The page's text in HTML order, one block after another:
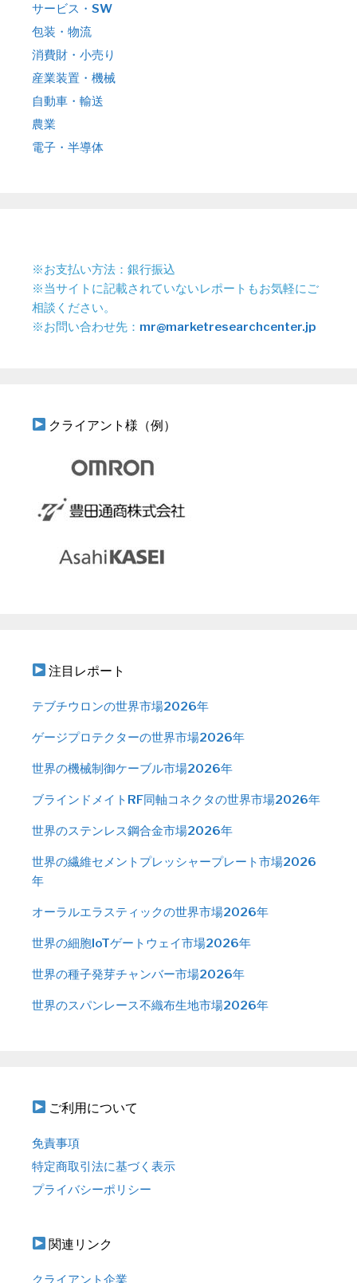
サービス・SW
包装・物流
消費財・小売り
産業装置・機械
自動車・輸送
農業
電子・半導体
※お支払い方法：銀行振込
※当サイトに記載されていないレポートもお気軽にご
相談ください。
※お問い合わせ先： mr@marketresearchcenter.jp
クライアント様（例）
注目レポート
テブチウロンの世界市場2026年
ゲージプロテクターの世界市場2026年
世界の機械制御ケーブル市場2026年
ブラインドメイトRF同軸コネクタの世界市場2026年
世界のステンレス鋼合金市場2026年
世界の繊維セメントプレッシャープレート市場2026
年
オーラルエラスティックの世界市場2026年
世界の細胞IoTゲートウェイ市場2026年
世界の種子発芽チャンバー市場2026年
世界のスパンレース不織布生地市場2026年
ご利用について
免責事項
特定商取引法に基づく表示
プライバシーポリシー
関連リンク
クライアント企業